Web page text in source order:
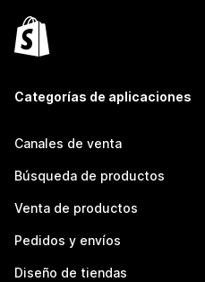
Categorías de aplicaciones
Canales de venta
Búsqueda de productos
Venta de productos
Pedidos y envíos
Diseño de tiendas